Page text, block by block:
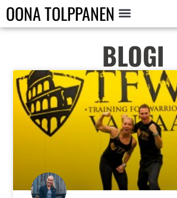
OONA TOLPPANEN
BLOGI